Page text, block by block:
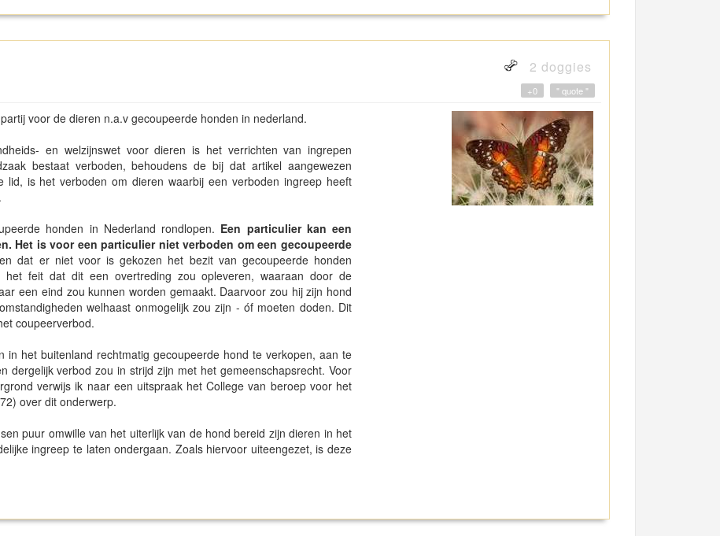
2 doggies
" quote "
+0
voor de dieren n.a.v gecoupeerde honden in nederland.
en welzijnswet voor dieren is het verrichten van ingrepen
bestaat verboden, behoudens de bij dat artikel aangewezen
is het verboden om dieren waarbij een verboden ingreep heeft
honden in Nederland rondlopen. Een particulier kan een
Het is voor een particulier niet verboden om een gecoupeerde
dat er niet voor is gekozen het bezit van gecoupeerde honden
feit dat dit een overtreding zou opleveren, waaraan door de
een eind zou kunnen worden gemaakt. Daarvoor zou hij zijn hond
welhaast onmogelijk zou zijn - óf moeten doden. Dit
coupeerverbod.
in het buitenland rechtmatig gecoupeer­de hond te verkopen, aan te
dergelijk verbod zou in strijd zijn met het gemeenschapsrecht. Voor
verwijs ik naar een uitspraak het College van beroep voor het
over dit onderwerp.
puur omwille van het uiterlijk van de hond bereid zijn dieren in het
ingreep te laten ondergaan. Zoals hiervoor uiteengezet, is deze